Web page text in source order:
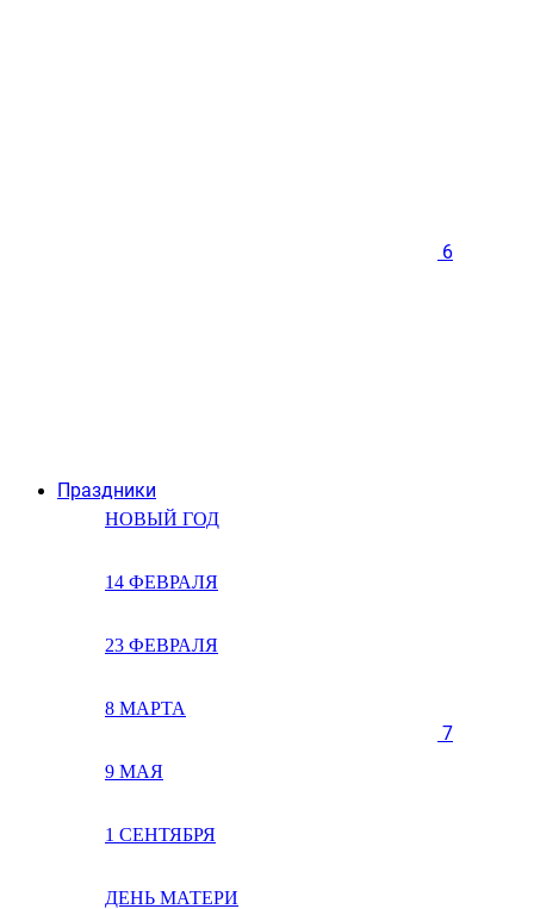
Праздники
НОВЫЙ ГОД
14 ФЕВРАЛЯ
23 ФЕВРАЛЯ
8 МАРТА
9 МАЯ
1 СЕНТЯБРЯ
ДЕНЬ МАТЕРИ
6
7